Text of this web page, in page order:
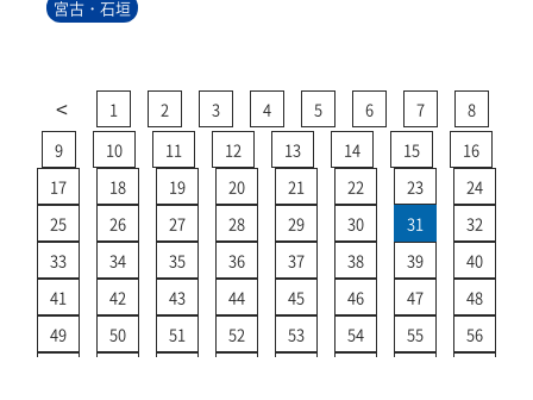
宮古・石垣
< 1 2 3 4 5 6 7
8
9
10 11 12 13 14 15
16
17
18 19 20 21 22 23
24
25
26 27 28 29 30 31
32
33
34 35 36 37 38 39
40
41
42 43 44 45 46 47
48
49
50 51 52 53 54 55
56